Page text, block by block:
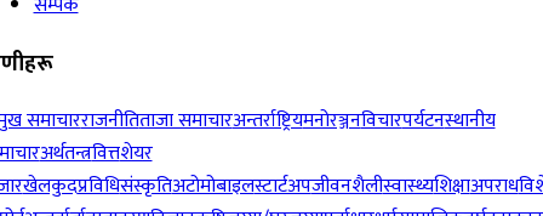
समाचारराजनीतिताजा समाचारअन्तर्राष्ट्रियमनोरञ्जनविचारपर्यटनस्थानीय
अर्थतन्त्रवित्तशेयर
खेलकुदप्रविधिसंस्कृतिअटोमोबाइलस्टार्टअपजीवनशैलीस्वास्थ्यशिक्षाअपराध